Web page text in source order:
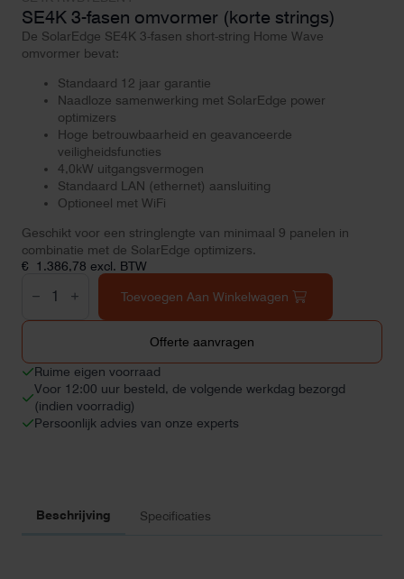
SE4K 3-fasen omvormer (korte strings)
De SolarEdge SE4K 3-fasen short-string Home Wave
omvormer bevat:
Standaard 12 jaar garantie
Naadloze samenwerking met SolarEdge power
optimizers
Hoge betrouwbaarheid en geavanceerde
veiligheidsfuncties
4,0kW uitgangsvermogen
Standaard LAN (ethernet) aansluiting
Optioneel met WiFi
Geschikt voor een stringlengte van minimaal 9 panelen in
combinatie met de SolarEdge optimizers.
€ 1.386,78 excl. BTW
3-
omvormer
aantal
Toevoegen Aan Winkelwagen
Offerte aanvragen
Ruime eigen voorraad
Voor 12:00 uur besteld, de volgende werkdag bezorgd
(indien voorradig)
Persoonlijk advies van onze experts
Beschrijving Specificaties